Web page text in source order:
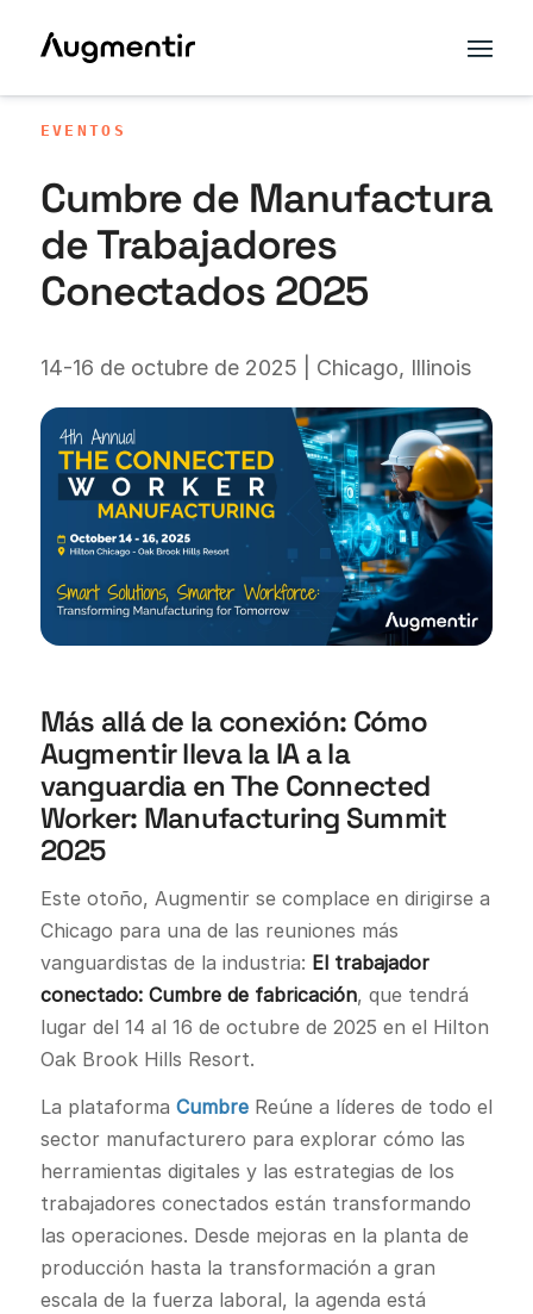
EVENTOS
Cumbre de Manufactura
de Trabajadores
Conectados 2025
14-16 de octubre de 2025 | Chicago, Illinois
Más allá de la conexión: Cómo
Augmentir lleva la IA a la
vanguardia en The Connected
Worker: Manufacturing Summit
2025
Este otoño, Augmentir se complace en dirigirse a
Chicago para una de las reuniones más
vanguardistas de la industria: El trabajador
conectado: Cumbre de fabricación, que tendrá
lugar del 14 al 16 de octubre de 2025 en el Hilton
Oak Brook Hills Resort.
La plataforma CumbreReúne a líderes de todo el
sector manufacturero para explorar cómo las
herramientas digitales y las estrategias de los
trabajadores conectados están transformando
las operaciones. Desde mejoras en la planta de
producción hasta la transformación a gran
escala de la fuerza laboral, la agenda está